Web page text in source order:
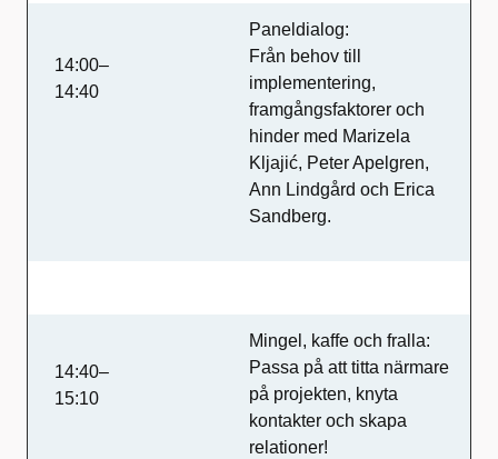
14:00–
14:40
Paneldialog:
Från behov till
implementering,
framgångsfaktorer och
hinder med Marizela
Kljajić, Peter Apelgren,
Ann Lindgård och Erica
Sandberg.
14:40–
15:10
Mingel, kaffe och fralla:
Passa på att titta närmare
på projekten, knyta
kontakter och skapa
relationer!